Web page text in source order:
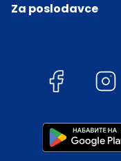
Za poslodavce